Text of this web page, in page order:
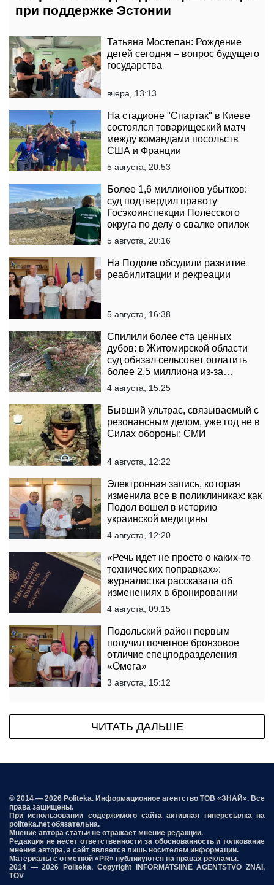
при поддержке Эстонии
Татьяна Мостепан: Рождение
детей сегодня – вопрос будущего
государства
вчера, 13:13
На стадионе "Спартак" в Киеве
состоялся товарищеский матч
между командами посольств
США и Франции
5 августа, 20:53
Более 1,6 миллионов убытков:
суд подтвердил правоту
Госэкоинспекции Полесского
округа по делу о свалке опилок
5 августа, 20:16
На Подоле обсудили развитие
реабилитации и рекреации
5 августа, 16:38
Спилили более ста ценных
дубов: в Житомирской области
суд обязал сельсовет оплатить
более 2,5 миллиона из-за
уничтоженного леса
4 августа, 15:25
Бывший ультрас, связываемый с
резонансным делом, уже год не в
Силах обороны: СМИ
4 августа, 12:22
Электронная запись, которая
изменила все в поликлиниках: как
Подол вошел в историю
украинской медицины
4 августа, 12:20
«Речь идет не просто о каких-то
технических поправках»:
журналистка рассказала об
изменениях в бронировании
4 августа, 09:15
Подольский район первым
получил почетное бронзовое
отличие спецподразделения
«Омега»
3 августа, 15:12
ЧИТАТЬ ДАЛЬШЕ
© 2014 — 2026 Politeka. Информационное агентство ТОВ «ЗНАЙ». Все
права защищены.
При использовании содержимого сайта активная гиперссылка на
politeka.net обязательна.
Мнение автора статьи не отражает мнение редакции.
Редакция не несет ответственности за обоснованность и толкование
мнения автора, а сайт является лишь носителем информации.
Материалы с отметкой «PR» публикуются на правах рекламы.
2014 — 2026 Politeka. Copyright INFORMATSIINE AGENTSTVO ZNAI,
TOV